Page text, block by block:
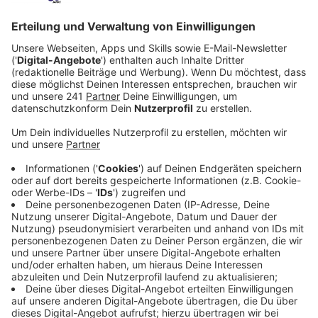
Finanzierungsplan für die gewünschte Tunnel-
Lösung.
Veröffentlicht:Montag, 13.02.2023 05:46
Anzeige
In Sachen Leverkusener Autobahnausbau geht die
politische Diskussion zwischen Bund und Stadt weiter.
Der Staatssekretär von Bundesverkehrsminister
Wissing, Oliver Luksic, fordert von der Stadt
Leverkusen einen konkreten Finanzierungsplan für die
gewünschte Tunnel-Lösung. In einem Schreiben an die
Stadtverwaltung betont Luksic jetzt, dass es aus
Sicht des Bundes keine Alternative zur „Stelze“ gibt.
Sollte die Stadt Leverkusen trotz der aufgezeigten
Nachteile am Tunnel festhalten, so müsse sie genau
erklären, wie sie das bezahlen will und wie die